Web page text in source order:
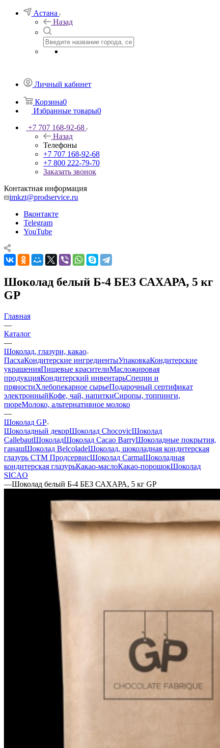
Астана
Назад
Личный кабинет
Корзина0
Избранные товары0
+7 707 168-92-68
Назад
Телефоны
+7 707 168-92-68
+7 800 222-79-70
Заказать звонок
Контактная информация
imkzt@prodservice.ru
Вконтакте
Telegram
YouTube
Шоколад белый Б-4 БЕЗ САХАРА, 5 кг
GP
Главная
—
Каталог
—
Шоколад, глазури, какао
ПасхаКондитерские ингредиентыУпаковкаКондитерские
украшенияПищевые красителиМасложировая
продукцияКондитерский инвентарьСпеции и
пряностиХлебопекарное сырьеПодарочный сертификат
электронныйКофе, чай, напиткиСиропы, топпинги,
пюреМолоко, альтернативное молоко
—
Шоколад GP
Шоколадный декорШоколад ChocovicШоколад
CallebautШоколадШоколад Cacao BarryШоколадные покрытия,
ганашШоколад BelcoladeШоколад, шоколадная кондитерская
глазурь СТМ ПродсервисШоколад CarmaШоколадная
кондитерская глазурьКакао-маслоКакао-порошокШоколад
SICAO
—Шоколад белый Б-4 БЕЗ САХАРА, 5 кг GP